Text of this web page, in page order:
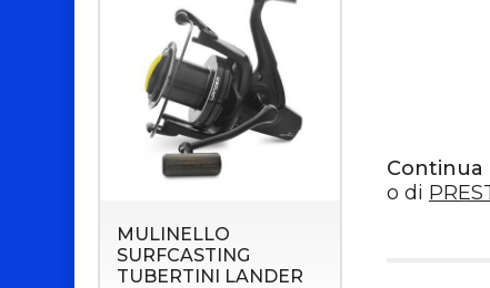
Continua
o di
MULINELLO
SURFCASTING
TUBERTINI LANDER